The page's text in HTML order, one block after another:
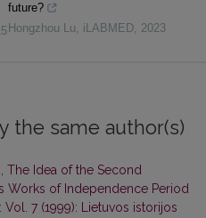
future?
Hongzhou Lu, iLABMED, 2023
the same author(s)
The Idea of the Second
Works of Independence Period
Vol. 7 (1999): Lietuvos istorijos